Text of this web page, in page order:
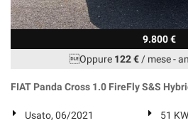
9.800 €
Oppure 122 €/ mese-
FIAT Panda Cross 1.0 FireFly S&S
Usato, 06/2021
51